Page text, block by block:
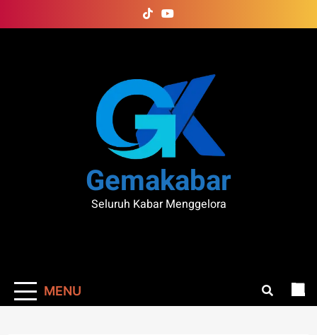
to
Gemakabar
Seluruh Kabar Menggelora
MENU